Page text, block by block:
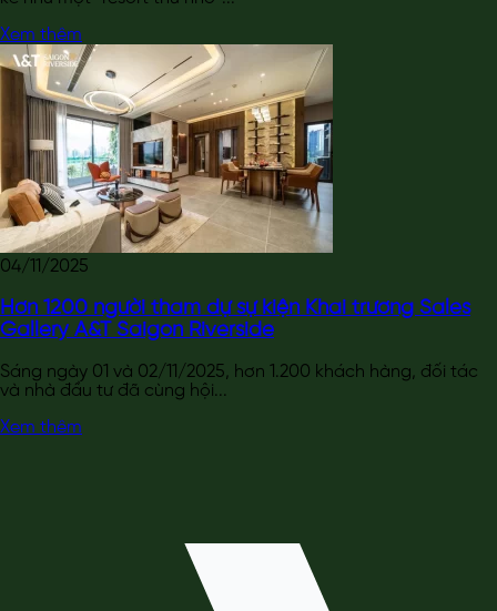
Xem thêm
04/11/2025
Hơn 1200 người tham dự sự kiện Khai trương Sales
Gallery A&T Saigon Riverside
Sáng ngày 01 và 02/11/2025, hơn 1.200 khách hàng, đối tác
và nhà đầu tư đã cùng hội...
Xem thêm